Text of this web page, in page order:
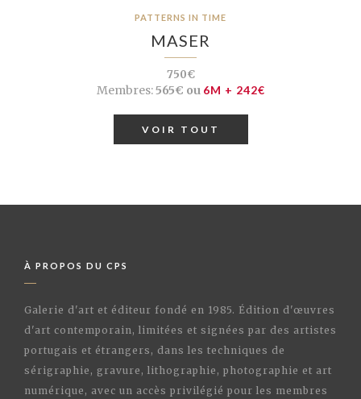
PATTERNS IN TIME
MASER
750€
Membres:565€ ou 6M + 242€
VOIR TOUT
À PROPOS DU CPS
Galerie d'art et éditeur fondé en 1985. Édition d'œuvres
d'art contemporain, limitées et signées par des artistes
portugais et étrangers, dans les techniques de
sérigraphie, gravure, lithographie, photographie et art
numérique, avec un accès privilégié pour les membres